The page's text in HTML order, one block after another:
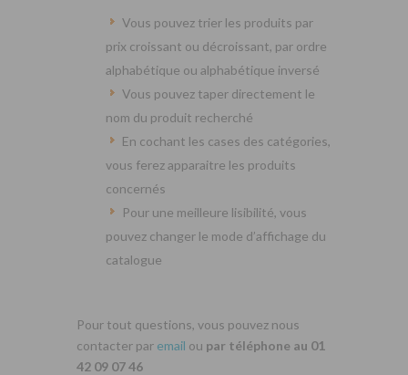
Vous pouvez trier les produits par
prix croissant ou décroissant, par ordre
alphabétique ou alphabétique inversé
Vous pouvez taper directement le
nom du produit recherché
En cochant les cases des catégories,
vous ferez apparaitre les produits
concernés
Pour une meilleure lisibilité, vous
pouvez changer le mode d’affichage du
catalogue
Pour tout questions, vous pouvez nous
contacter par email ou par téléphone au 01
42 09 07 46